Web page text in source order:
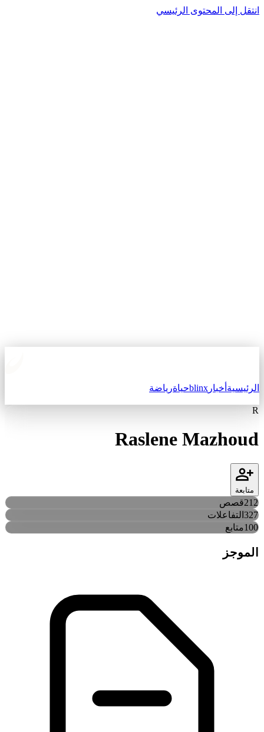
انتقل إلى المحتوى الرئيسي
الرئيسية أخبار blinxحياةرياضة
R
Raslene Mazhoud
متابعة
212قصص
327 التفاعلات
100متابع
الموجز